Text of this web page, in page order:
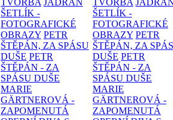
TVORBA JADRAN
ŠETLÍK -
FOTOGRAFICKÉ
OBRAZY PETR
ŠTĚPÁN, ZA SPÁSU
DUŠE PETR
ŠTĚPÁN - ZA
SPÁSU DUŠE
MARIE
GÄRTNEROVÁ -
ZAPOMENUTÁ
TVORBA
ŠETLÍK -
FOTOGRAFICKÉ
OBRAZY PETR
ŠTĚPÁN, ZA
DUŠE PETR
ŠTĚPÁN - ZA
SPÁSU DUŠE
MARIE
GÄRTNEROVÁ -
ZAPOMENUTÁ